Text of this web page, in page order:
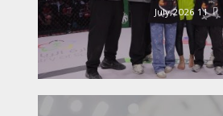
11 July,2026